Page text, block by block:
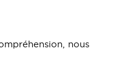
nous